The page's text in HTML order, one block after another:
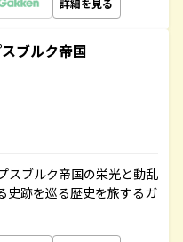
ブルク帝国
スブルク帝国の栄光と動乱
史跡を巡る歴史を旅するガ